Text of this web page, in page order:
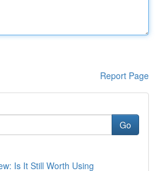
Report Page
Go
Is It Still Worth Using